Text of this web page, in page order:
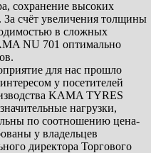
сохранение высоких
За счёт увеличения толщины
в сложных
NU 701 оптимально
для нас прошло
у посетителей
KAMA TYRES
нагрузки,
по соотношению цена-
у владельцев
директора Торгового